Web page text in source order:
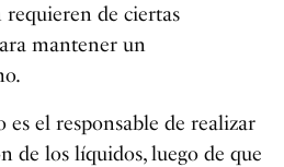
de ciertas
mantener un
el responsable de realizar
de los líquidos, luego de que